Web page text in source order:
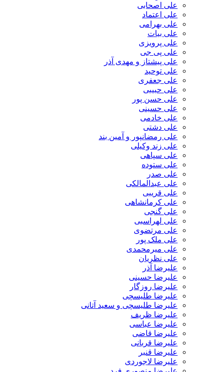
علی اصحابی
علی اعتماد
علی بهرامی
علی بیات
علی پرویزی
علی پی جی
علی پیشتاز و مهدی آذر
علی توحید
علی جعفری
علی حبیبی
علی حسن پور
علی حسینی
علی خادمی
علی دشتی
علی رمضانپور و آمین بند
علی زند وکیلی
علی سپاهی
علی ستوده
علی صدر
علی عبدالمالکی
علی قریبی
علی کرمانشاهی
علی گنجی
علی لهراسبی
علی مرتضوی
علی ملک پور
علی میرمحمدی
علی نظریان
علیرضا آذر
علیرضا حسینی
علیرضا روزگار
علیرضا طلیسچی
علیرضا طلیسچی و سعید آتانی
علیرضا ظریف
علیرضا عباسی
علیرضا قاضی
علیرضا قربانی
علیرضا قنبر
علیرضا لاجوردی